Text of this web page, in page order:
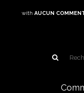
with AUCUN